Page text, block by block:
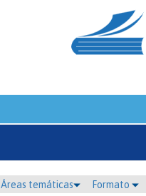
Áreas temáticas Formato